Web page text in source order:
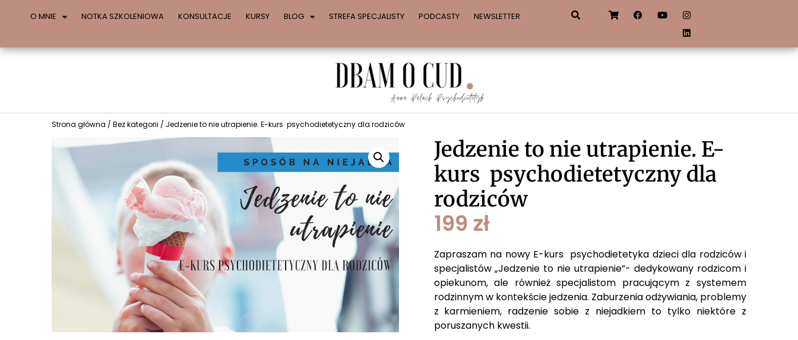
O MNIE NOTKA SZKOLENIOWA KONSULTACJE KURSY BLOG STREFA SPECJALISTY PODCASTY NEWSLETTER
Strona główna / Bez kategorii / Jedzenie to nie utrapienie. E-kurs psychodietetyczny dla rodziców
Jedzenie to nie utrapienie. E-
kurs psychodietetyczny dla
rodziców
199 zł
Zapraszam na nowy E-kurs psychodietetyka dzieci dla rodziców i
specjalistów „Jedzenie to nie utrapienie”- dedykowany rodzicom i
opiekunom, ale również specjalistom pracującym z systemem
rodzinnym w kontekście jedzenia. Zaburzenia odżywiania, problemy
z karmieniem, radzenie sobie z niejadkiem to tylko niektóre z
poruszanych kwestii.